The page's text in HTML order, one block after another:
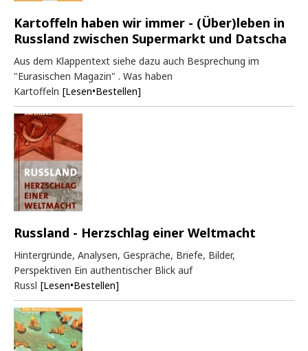
Kartoffeln haben wir immer - (Über)leben in
Russland zwischen Supermarkt und Datscha
Aus dem Klappentext siehe dazu auch Besprechung im
"Eurasischen Magazin" . Was haben
Kartoffeln [Lesen•Bestellen]
Russland - Herzschlag einer Weltmacht
Hintergründe, Analysen, Gespräche, Briefe, Bilder,
Perspektiven Ein authentischer Blick auf
Russl [Lesen•Bestellen]